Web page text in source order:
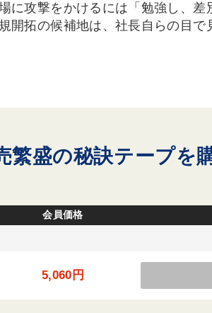
に攻撃をかけるには「勉強し、
開拓の候補地は、社長自らの目
繁盛の秘訣テープを
会員価格
5,060円